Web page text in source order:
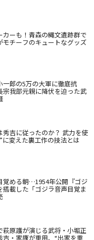
カーも！青森の縄文遺跡群で
モチーフのキュートなグッズ
一郎の5万の大軍に徹底抗
宗我部元親に降伏を迫った武
秀吉に従ったのか？ 武力を使
に変えた裏工作の技法とは
覚める朝…1954年公開『ゴジ
搭載した「ゴジラ音声目覚ま
萩原護が演じる武将・小堀正
吉・家康が重用、“出家を重